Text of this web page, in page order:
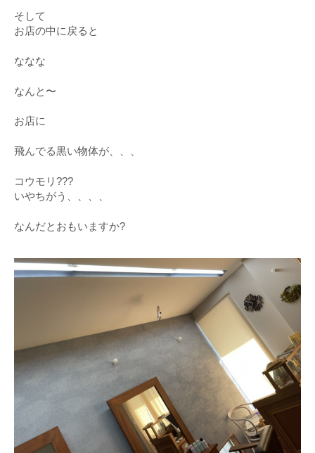
そして
お店の中に戻ると
ななな
なんと〜
お店に
飛んでる黒い物体が、、、
コウモリ???
いやちがう、、、、
なんだとおもいますか?